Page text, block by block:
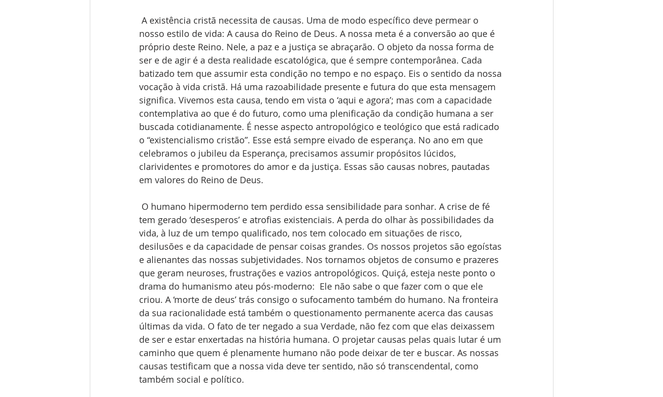
nosso estilo de vida: A causa do Reino de Deus. A nossa meta é a conversão ao que é
próprio deste Reino. Nele, a paz e a justiça se abraçarão. O objeto da nossa forma de
ser e de agir é a desta realidade escatológica, que é sempre contemporânea. Cada
batizado tem que assumir esta condição no tempo e no espaço. Eis o sentido da nossa
vocação à vida cristã. Há uma razoabilidade presente e futura do que esta mensagem
significa. Vivemos esta causa, tendo em vista o ‘aqui e agora’; mas com a capacidade
contemplativa ao que é do futuro, como uma plenificação da condição humana a ser
buscada cotidianamente. É nesse aspecto antropológico e teológico que está radicado
o “existencialismo cristão”. Esse está sempre eivado de esperança. No ano em que
celebramos o jubileu da Esperança, precisamos assumir propósitos lúcidos,
clarividentes e promotores do amor e da justiça. Essas são causas nobres, pautadas
em valores do Reino de Deus.
tem gerado ‘desesperos’ e atrofias existenciais. A perda do olhar às possibilidades da
vida, à luz de um tempo qualificado, nos tem colocado em situações de risco,
desilusões e da capacidade de pensar coisas grandes. Os nossos projetos são egoístas
e alienantes das nossas subjetividades. Nos tornamos objetos de consumo e prazeres
que geram neuroses, frustrações e vazios antropológicos. Quiçá, esteja neste ponto o
drama do humanismo ateu pós-moderno:  Ele não sabe o que fazer com o que ele
criou. A ‘morte de deus’ trás consigo o sufocamento também do humano. Na fronteira
da sua racionalidade está também o questionamento permanente acerca das causas
últimas da vida. O fato de ter negado a sua Verdade, não fez com que elas deixassem
de ser e estar enxertadas na história humana. O projetar causas pelas quais lutar é um
caminho que quem é plenamente humano não pode deixar de ter e buscar. As nossas
causas testificam que a nossa vida deve ter sentido, não só transcendental, como
também social e político.